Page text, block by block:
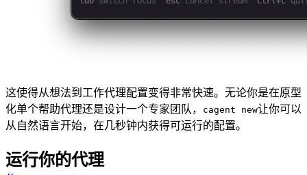
这使得从想法到工作代理配置变得非常快速。无论你是在原型
化单个帮助代理还是设计一个专家团队，
cagent new让你可以
从自然语言开始，在几秒钟内获得可运行的配置。
运行你的代理